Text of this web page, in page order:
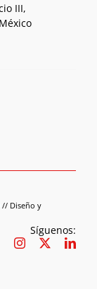
III,
// Diseño y
Síguenos: